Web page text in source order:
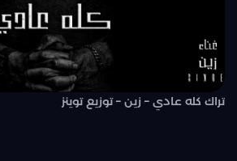
تراك كله عادي – زين – توزيع توينز